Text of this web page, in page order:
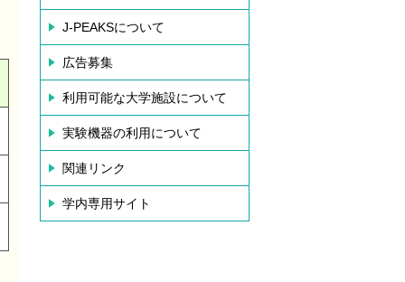
J-PEAKSについて
広告募集
利用可能な大学施設について
実験機器の利用について
関連リンク
学内専用サイト